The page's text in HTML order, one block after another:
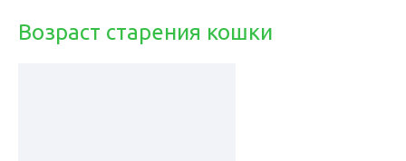
Возраст старения кошки